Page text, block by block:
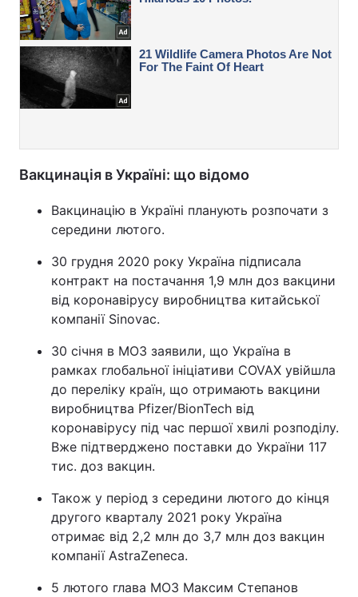
Вакцинація в Україні: що відомо
Вакцинацію в Україні планують розпочати з
середини лютого.
30 грудня 2020 року Україна підписала
контракт на постачання 1,9 млн доз вакцини
від коронавірусу виробництва китайської
компанії Sinovac.
30 січня в МОЗ заявили, що Україна в
рамках глобальної ініціативи COVAX увійшла
до переліку країн, що отримають вакцини
виробництва Pfizer/BionTech від
коронавірусу під час першої хвилі розподілу.
Вже підтверджено поставки до України 117
тис. доз вакцин.
Також у період з середини лютого до кінця
другого кварталу 2021 року Україна
отримає від 2,2 млн до 3,7 млн доз вакцин
компанії AstraZeneca.
5 лютого глава МОЗ Максим Степанов